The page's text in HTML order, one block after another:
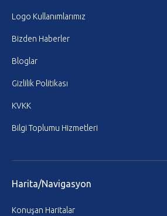
Logo Kullanımlarımız
Bizden Haberler
Bloglar
Gizlilik Politikası
KVKK
Bilgi Toplumu Hizmetleri
Harita/Navigasyon
Konuşan Haritalar